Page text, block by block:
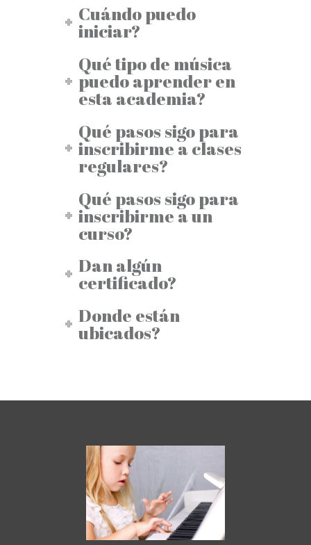
Cuándo puedo
iniciar?
Qué tipo de música
puedo aprender en
esta academia?
Qué pasos sigo para
inscribirme a clases
regulares?
Qué pasos sigo para
inscribirme a un
curso?
Dan algún
certificado?
Donde están
ubicados?